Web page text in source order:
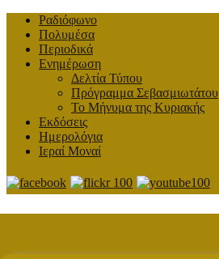
Ραδιόφωνο
Πολυμέσα
Περιοδικά
Ενημέρωση
Δελτία Τύπου
Πρόγραμμα Σεβασμιωτάτου
Το Μήνυμα της Κυριακής
Εκδόσεις
Ημερολόγια
Ιεραί Μοναί